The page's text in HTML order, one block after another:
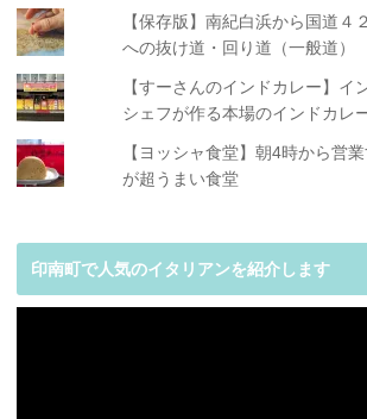
【保存版】南紀白浜から国道４
への抜け道・回り道（一般道）
【すーさんのインドカレー】イ
シェフが作る本場のインドカレ
【ヨッシャ食堂】朝4時から営
が超うまい食堂
印南町で人気のイタリアンを紹介します